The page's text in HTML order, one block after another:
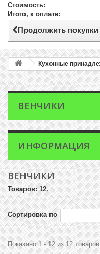
Стоимость:
Итого, к оплате:
Продолжить покупки
Кухонные
ВЕНЧИКИ
ИНФОРМАЦИЯ
ВЕНЧИКИ
Товаров: 12.
Сортировка по
Показано 1 - 12 из 12 товаров